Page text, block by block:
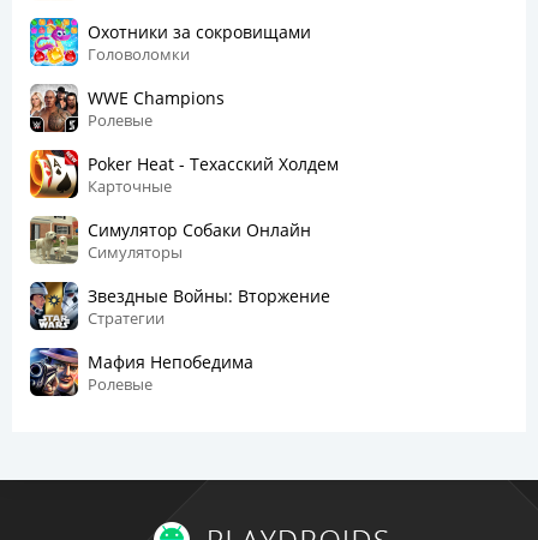
Охотники за сокровищами
Головоломки
WWE Champions
Ролевые
Poker Heat - Техасский Холдем
Карточные
Симулятор Собаки Онлайн
Симуляторы
Звездные Войны: Вторжение
Стратегии
Мафия Непобедима
Ролевые